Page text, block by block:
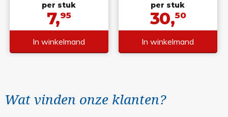
per stuk
7,95
In winkelmand
per stuk
30,50
In winkelmand
Wat vinden onze klanten?